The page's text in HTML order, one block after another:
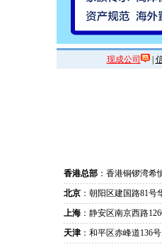
现成公司 |
香港总部 ：香港铜锣湾希
北京 ：朝阳区建国路81号
上海 ：静安区南京西路
天津 ：和平区赤峰道136